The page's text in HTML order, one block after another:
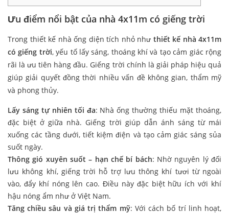
Ưu điểm nổi bật của nhà 4x11m có giếng trời
Trong thiết kế nhà ống diện tích nhỏ như thiết kế nhà 4x11m
có giếng trời, yếu tố lấy sáng, thoáng khí và tạo cảm giác rộng
rãi là ưu tiên hàng đầu. Giếng trời chính là giải pháp hiệu quả
giúp giải quyết đồng thời nhiều vấn đề không gian, thẩm mỹ
và phong thủy.
Lấy sáng tự nhiên tối đa: Nhà ống thường thiếu mặt thoáng,
đặc biệt ở giữa nhà. Giếng trời giúp dẫn ánh sáng từ mái
xuống các tầng dưới, tiết kiệm điện và tạo cảm giác sáng sủa
suốt ngày.
Thông gió xuyên suốt – hạn chế bí bách: Nhờ nguyên lý đối
lưu không khí, giếng trời hỗ trợ lưu thông khí tươi từ ngoài
vào, đẩy khí nóng lên cao. Điều này đặc biệt hữu ích với khí
hậu nóng ẩm như ở Việt Nam.
Tăng chiều sâu và giá trị thẩm mỹ: Với cách bố trí linh hoạt,